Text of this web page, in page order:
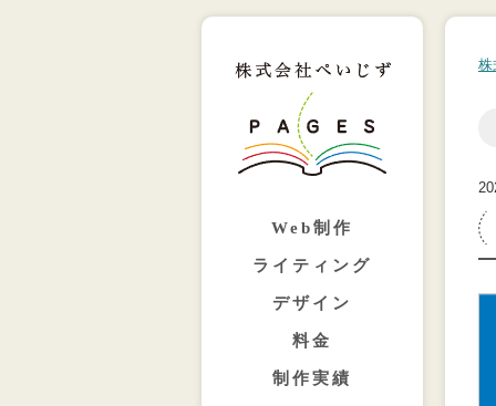
Web制作
ライティング
デザイン
料金
制作実績
株